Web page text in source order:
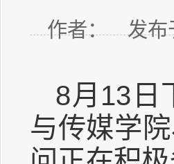
作者： 发布
8月13日
与传媒学